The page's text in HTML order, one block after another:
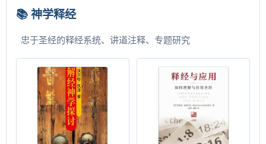
📚 神学释经
忠于圣经的释经系统、讲道注释、专题研究